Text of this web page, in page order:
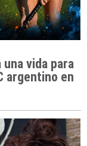
vida para
argentino en